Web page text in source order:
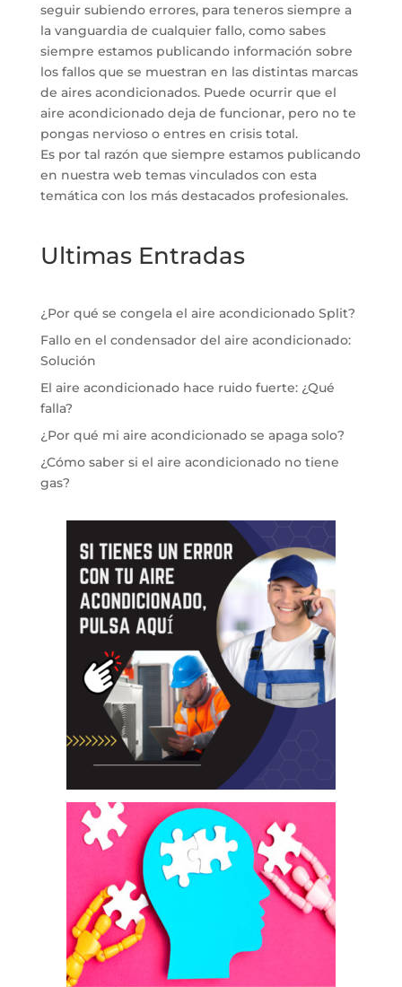
seguir subiendo errores, para teneros siempre a
la vanguardia de cualquier fallo, como sabes
siempre estamos publicando información sobre
los fallos que se muestran en las distintas marcas
de aires acondicionados. Puede ocurrir que el
aire acondicionado deja de funcionar, pero no te
pongas nervioso o entres en crisis total.
Es por tal razón que siempre estamos publicando
en nuestra web temas vinculados con esta
temática con los más destacados profesionales.
Ultimas Entradas
¿Por qué se congela el aire acondicionado Split?
Fallo en el condensador del aire acondicionado:
Solución
El aire acondicionado hace ruido fuerte: ¿Qué
falla?
¿Por qué mi aire acondicionado se apaga solo?
¿Cómo saber si el aire acondicionado no tiene
gas?